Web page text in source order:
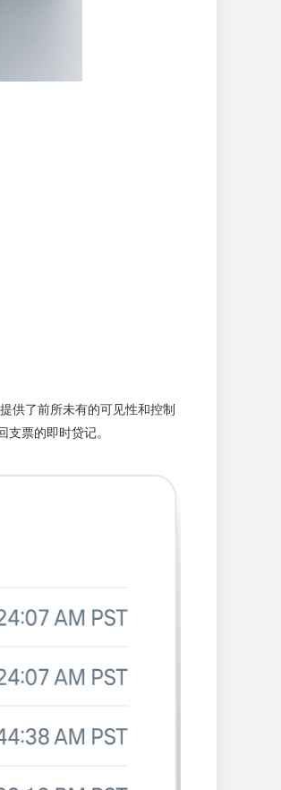
供了前所未有的可见性和控制
票的即时贷记。